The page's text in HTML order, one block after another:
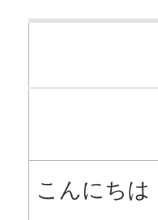
こんにちは